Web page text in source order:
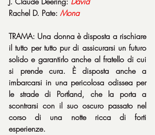
Rachel D. Pate: Mona
TRAMA: Una donna è disposta a rischiare
il tutto per tutto pur di assicurarsi un futuro
solido e garantirlo anche al fratello di cui
si prende cura. È disposta anche a
imbarcarsi in una pericolosa odissea per
le strade di Portland, che la porta a
scontrarsi con il suo oscuro passato nel
corso di una notte ricca di forti
esperienze.